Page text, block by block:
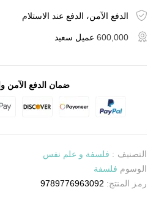
الدفع الآمن، الدفع عند الاستلام
600,000 عميل سعيد
ضمان الدفع الآمن
التصنيف : فلسفة و علم نفس
الوسوم فلسفة
رمز المنتج: 9789776963092